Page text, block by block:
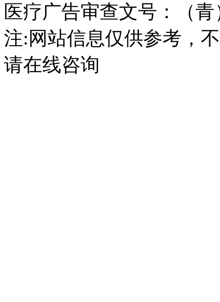
医疗广告审查文号：（
注:网站信息仅供参考，
请在线咨询